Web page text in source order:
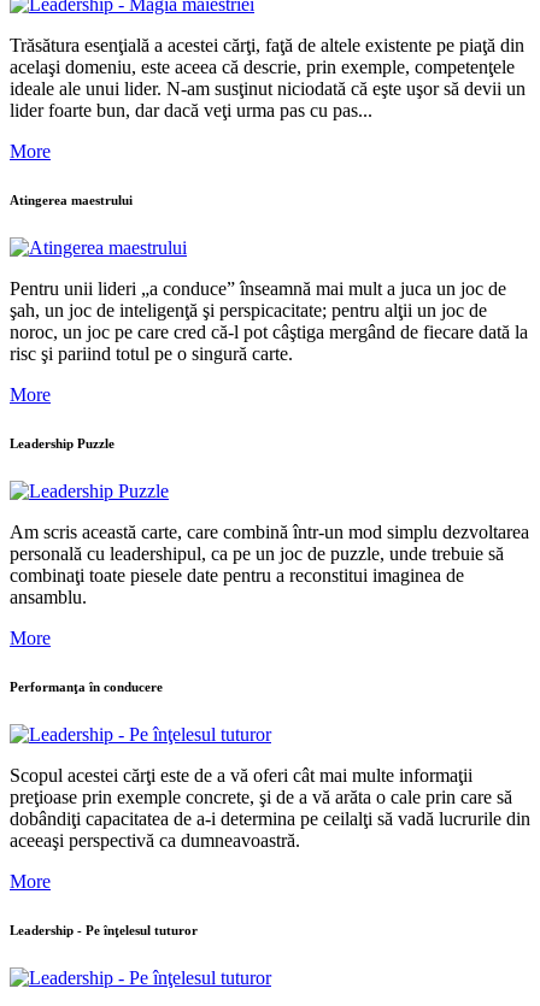
Trăsătura esenţială a acestei cărţi, faţă de altele existente pe piaţă din
acelaşi domeniu, este aceea că descrie, prin exemple, competenţele
ideale ale unui lider. N-am susţinut niciodată că eşte uşor să devii un
lider foarte bun, dar dacă veţi urma pas cu pas...
More
Atingerea maestrului
Pentru unii lideri „a conduce” înseamnă mai mult a juca un joc de
şah, un joc de inteligenţă şi perspicacitate; pentru alţii un joc de
noroc, un joc pe care cred că-l pot câştiga mergând de fiecare dată la
risc şi pariind totul pe o singură carte.
More
Leadership Puzzle
Am scris această carte, care combină într-un mod simplu dezvoltarea
personală cu leadershipul, ca pe un joc de puzzle, unde trebuie să
combinaţi toate piesele date pentru a reconstitui imaginea de
ansamblu.
More
Performanţa în conducere
Scopul acestei cărţi este de a vă oferi cât mai multe informaţii
preţioase prin exemple concrete, şi de a vă arăta o cale prin care să
dobândiţi capacitatea de a-i determina pe ceilalţi să vadă lucrurile din
aceeaşi perspectivă ca dumneavoastră.
More
Leadership - Pe înţelesul tuturor